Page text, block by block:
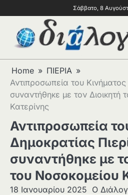
Σάββατο, 8
Home
ΠΙΕΡΙΑ
Αντιπροσωπεία του
συναντήθηκε με τον Διοικητή
Κατερίνης
Αντιπροσωπεία
Δημοκρατίας
συναντήθηκε με
του Νοσοκομείου
18 Ιανουαρίου 2025 Ο